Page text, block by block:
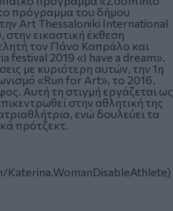
πρόγραμμα του δήμου
Art Thessaloniki International
εικαστική έκθεση
τον Πάνο Καπράλο και
festival 2019 «I have a dream».
με κυριότερη αυτών, την 1η
«Run for Art», το 2016.
Αυτή τη στιγμή εργάζεται ως
στην αθλητική της
ενώ δουλεύει τα
πρότζεκτ.
)